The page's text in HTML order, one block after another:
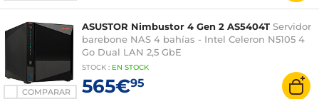
COMPARAR
ASUSTOR Nimbustor 4 Gen 2 AS5404T Servidor
barebone NAS 4 bahías - Intel Celeron N5105 4
Go Dual LAN 2,5 GbE
STOCK : EN STOCK
565€95